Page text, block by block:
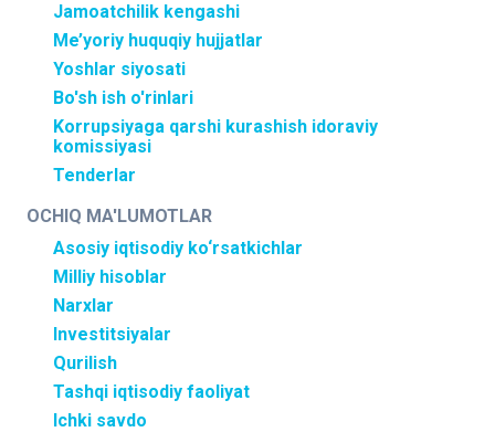
Jamoatchilik kengashi
Me’yoriy huquqiy hujjatlar
Yoshlar siyosati
Bo'sh ish o'rinlari
Korrupsiyaga qarshi kurashish idoraviy
komissiyasi
Tenderlar
OCHIQ MA'LUMOTLAR
Asosiy iqtisodiy ko‘rsatkichlar
Milliy hisoblar
Narxlar
Investitsiyalar
Qurilish
Tashqi iqtisodiy faoliyat
Ichki savdo